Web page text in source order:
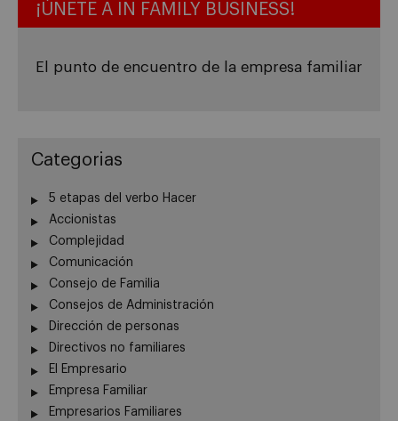
¡ÚNETE A IN FAMILY BUSINESS!
El punto de encuentro de la empresa familiar
Categorias
5 etapas del verbo Hacer
Accionistas
Complejidad
Comunicación
Consejo de Familia
Consejos de Administración
Dirección de personas
Directivos no familiares
El Empresario
Empresa Familiar
Empresarios Familiares